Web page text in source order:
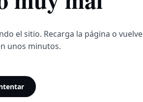
el sitio. Recarga la página o vuelve
unos minutos.